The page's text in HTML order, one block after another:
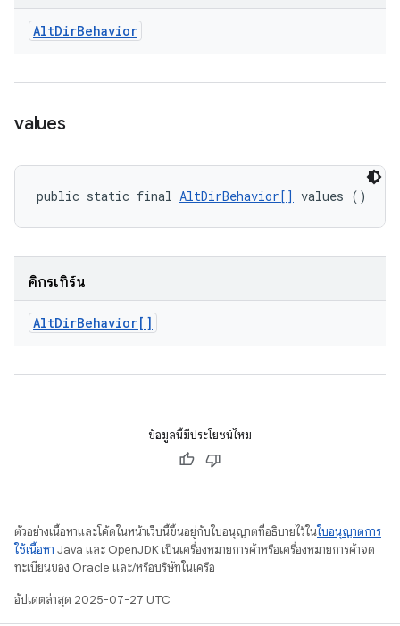
AltDirBehavior
values
public static final AltDirBehavior[] values ()
คิกรีเทิร์น
AltDirBehavior[]
ข้อมูลนี้มีประโยชน์ไหม
ตัวอย่างเนื้อหาและโค้ดในหน้าเว็บนี้ขึ้นอยู่กับใบอนุญาตที่อธิบายไว้ในใบอนุญาตการ
ใช้เนื้อหา Java และ OpenJDK เป็นเครื่องหมายการค้าหรือเครื่องหมายการค้าจด
ทะเบียนของ Oracle และ/หรือบริษัทในเครือ
อัปเดตล่าสุด 2025-07-27 UTC